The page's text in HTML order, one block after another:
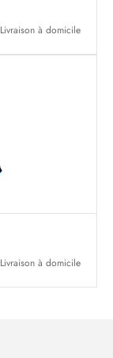
Livraison à domicile
Livraison à domicile